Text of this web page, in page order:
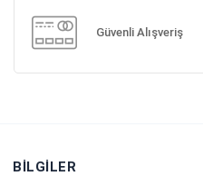
Güvenli Alışveriş
BILGILER